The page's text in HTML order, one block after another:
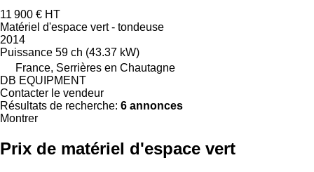
11 900 € HT
Matériel d'espace vert - tondeuse
2014
Puissance 59 ch (43.37 kW)
France, Serrières en Chautagne
DB EQUIPMENT
Contacter le vendeur
Résultats de recherche: 6 annonces
Montrer
Prix de matériel d'espace vert